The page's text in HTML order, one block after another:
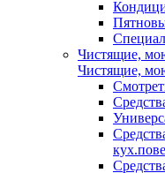
Чистящие,
Чистящие,